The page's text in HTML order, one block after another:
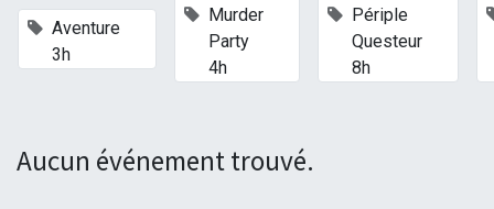
Aventure
3h
Murder
Party
4h
Périple
Questeur
8h
Aucun événement trouvé.